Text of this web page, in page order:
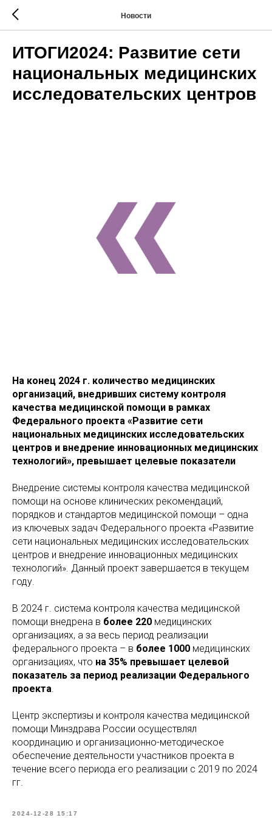
Новости
ИТОГИ2024: Развитие сети
национальных медицинских
исследовательских центров
На конец 2024 г. количество медицинских
организаций, внедривших систему контроля
качества медицинской помощи в рамках
Федерального проекта «Развитие сети
национальных медицинских исследовательских
центров и внедрение инновационных медицинских
технологий», превышает целевые показатели
Внедрение системы контроля качества медицинской
помощи на основе клинических рекомендаций,
порядков и стандартов медицинской помощи – одна
из ключевых задач Федерального проекта «Развитие
сети национальных медицинских исследовательских
центров и внедрение инновационных медицинских
технологий». Данный проект завершается в текущем
году.
В 2024 г. система контроля качества медицинской
помощи внедрена в более 220 медицинских
организациях, а за весь период реализации
федерального проекта – в более 1000 медицинских
организациях, что на 35% превышает целевой
показатель за период реализации Федерального
проекта.
Центр экспертизы и контроля качества медицинской
помощи Минздрава России осуществлял
координацию и организационно-методическое
обеспечение деятельности участников проекта в
течение всего периода его реализации с 2019 по 2024
гг.
2024-12-28 15:17